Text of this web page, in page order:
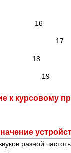
16
17
18
к курсовому
разной